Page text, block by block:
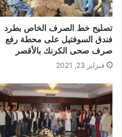
تصليح خط الصرف الخاص بطرد
فندق السوفتيل على محطة رفع
صرف صحى الكرنك بالأقصر
فبراير 23, 2021